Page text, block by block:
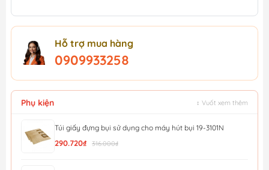
Hỗ trợ mua hàng
0909933258
Phụ kiện ↕ Vuốt xem thêm
Túi giấy đựng bụi sử dụng cho máy hút bụi 19-3101N
290.720₫ 316.000₫